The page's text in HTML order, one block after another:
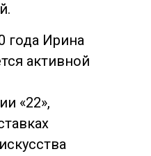
года Ирина
активной
«22»,